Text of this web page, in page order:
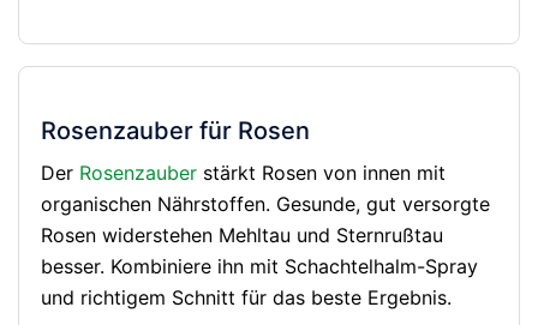
Rosenzauber für Rosen
Der Rosenzauber stärkt Rosen von innen mit
organischen Nährstoffen. Gesunde, gut versorgte
Rosen widerstehen Mehltau und Sternrußtau
besser. Kombiniere ihn mit Schachtelhalm-Spray
und richtigem Schnitt für das beste Ergebnis.